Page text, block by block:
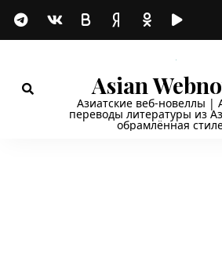
Asian
Азиатские веб-новеллы |
переводы литературы из
обрамлённая